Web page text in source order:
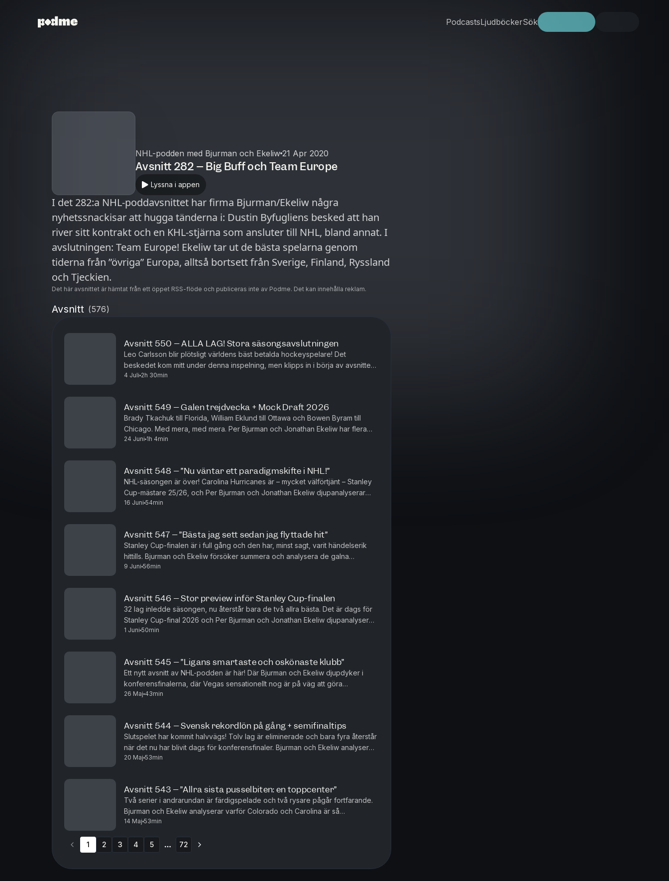
PodcastsLjudböckerSök
NHL-podden med Bjurman och Ekeliw 21 Apr 2020
Avsnitt 282 – Big Buff och Team Europe
Lyssna i appen
I det 282:a NHL-poddavsnittet har firma Bjurman/Ekeliw några
nyhetssnackisar att hugga tänderna i: Dustin Byfugliens besked att han
river sitt kontrakt och en KHL-stjärna som ansluter till NHL, bland annat. I
avslutningen: Team Europe! Ekeliw tar ut de bästa spelarna genom
tiderna från ”övriga” Europa, alltså bortsett från Sverige, Finland, Ryssland
och Tjeckien.
Det här avsnittet är hämtat från ett öppet RSS-flöde och publiceras inte av Podme. Det kan innehålla reklam.
Avsnitt (576)
Avsnitt 550 – ALLA LAG! Stora säsongsavslutningen
Leo Carlsson blir plötsligt världens bäst betalda hockeyspelare! Det
beskedet kom mitt under denna inspelning, men klipps in i börja av avsnittet.
Ni får höra Bjurmans och Ekeliws genuina chock och sp...
4 Juli 2h 30min
Avsnitt 549 – Galen trejdvecka + Mock Draft 2026
Brady Tkachuk till Florida, William Eklund till Ottawa och Bowen Byram till
Chicago. Med mera, med mera. Per Bjurman och Jonathan Ekeliw har flera
stekheta trejder att diskutera från de senaste dagarn...
24 Juni 1h 4min
Avsnitt 548 – ”Nu väntar ett paradigmskifte i NHL!”
NHL-säsongen är över! Carolina Hurricanes är – mycket välförtjänt – Stanley
Cup-mästare 25/26, och Per Bjurman och Jonathan Ekeliw djupanalyserar
anledningarna bakom det. Men Bjurman tror INTE att klu...
16 Juni 54min
Avsnitt 547 – ”Bästa jag sett sedan jag flyttade hit”
Stanley Cup-finalen är i full gång och den har, minst sagt, varit händelserik
hittills. Bjurman och Ekeliw försöker summera och analysera de galna
matcherna mellan Vegas och Carolina – och sia om fort...
9 Juni 56min
Avsnitt 546 – Stor preview inför Stanley Cup-finalen
32 lag inledde säsongen, nu återstår bara de två allra bästa. Det är dags för
Stanley Cup-final 2026 och Per Bjurman och Jonathan Ekeliw djupanalyserar
Carolina och Vegas, lagdel för lagdel, och tippa...
1 Juni 50min
Avsnitt 545 – ”Ligans smartaste och oskönaste klubb”
Ett nytt avsnitt av NHL-podden är här! Där Bjurman och Ekeliw djupdyker i
konferensfinalerna, där Vegas sensationellt nog är på väg att göra
processen kort med grundseriedominanten Colorado. Hur har J...
26 Maj 43min
Avsnitt 544 – Svensk rekordlön på gång + semifinaltips
Slutspelet har kommit halvvägs! Tolv lag är eliminerade och bara fyra återstår
när det nu har blivit dags för konferensfinaler. Bjurman och Ekeliw analyserar
Carolina, Montreal, Colorado och Vegas gru...
20 Maj 53min
Avsnitt 543 – ”Allra sista pusselbiten: en toppcenter”
Två serier i andrarundan är färdigspelade och två rysare pågår fortfarande.
Bjurman och Ekeliw analyserar varför Colorado och Carolina är så
överlägsna hittills i slutspelet – och vad utslagna Minneso...
14 Maj 53min
1 2 3 4 5 72